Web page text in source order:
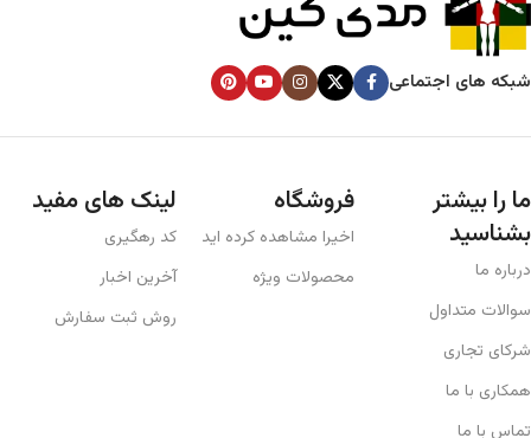
شبکه های اجتماعی
ما را بیشتر
بشناسید
درباره ما
سوالات متداول
شرکای تجاری
همکاری با ما
تماس با ما
فروشگاه
اخیرا مشاهده کرده اید
محصولات ویژه
لینک های مفید
کد رهگیری
آخرین اخبار
روش ثبت سفارش